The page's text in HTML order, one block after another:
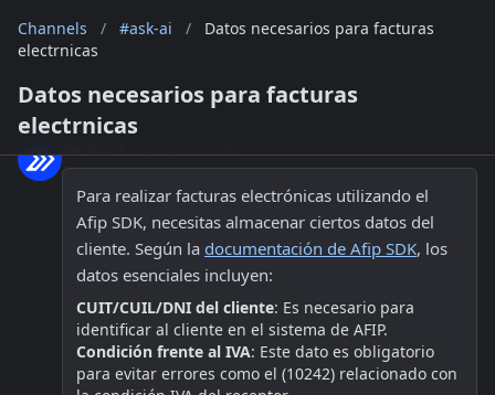
Channels / #ask-ai /
Datos necesarios para facturas
electrnicas
Datos necesarios para facturas
electrnicas
Para realizar facturas electrónicas utilizando el
Afip SDK, necesitas almacenar ciertos datos del
cliente. Según la documentación de Afip SDK, los
datos esenciales incluyen:
CUIT/CUIL/DNI del cliente: Es necesario para
identificar al cliente en el sistema de AFIP.
Condición frente al IVA: Este dato es obligatorio
para evitar errores como el (10242) relacionado con